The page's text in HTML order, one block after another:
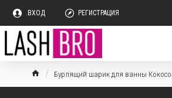
.ВХОД РЕГИСТРАЦИЯ
Бурлящий шарик для ванны